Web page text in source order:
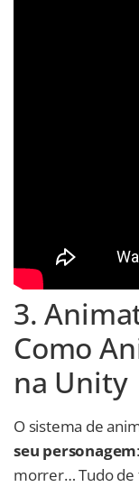
3.
Como
na Unity
O sistema de
seu personagem
morrer… Tudo de